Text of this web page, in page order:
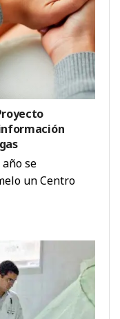
se
un Centro